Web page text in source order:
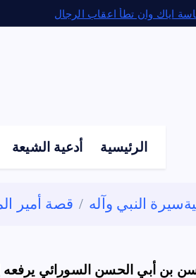
اياك وان تطأ اعقاب الرجال
الرئيسية أدعية الشيعة
سيرة النبي وآله قصة أمير
بن أبي الحسن السورائي يرفعه